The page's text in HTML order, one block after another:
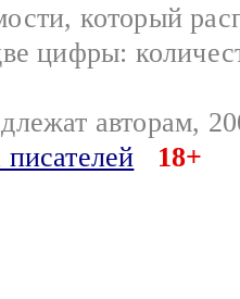
который
цифры:
авторам,
18+